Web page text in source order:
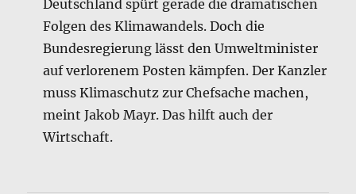
Deutschland spürt gerade die dramatischen
Folgen des Klimawandels. Doch die
Bundesregierung lässt den Umweltminister
auf verlorenem Posten kämpfen. Der Kanzler
muss Klimaschutz zur Chefsache machen,
meint Jakob Mayr. Das hilft auch der
Wirtschaft.